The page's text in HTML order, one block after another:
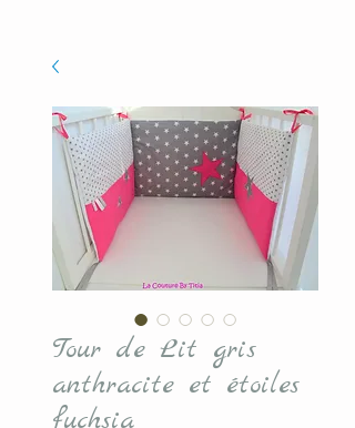
Tour de Lit gris
anthracite et étoiles